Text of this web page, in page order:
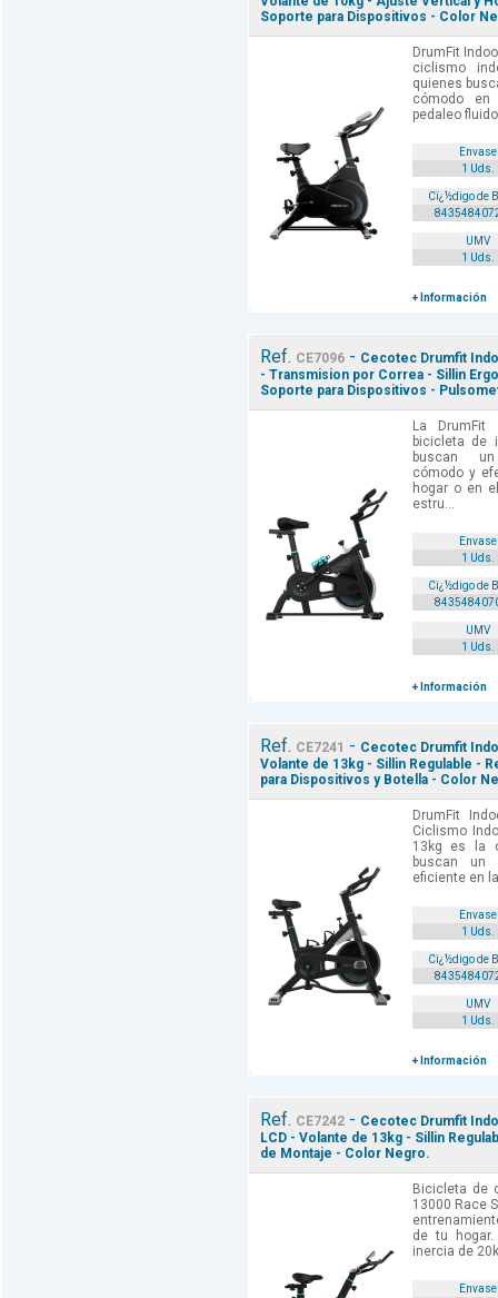
Soporte para Dispositivos - Color
DrumFit
ciclismo
quienes
cómodo
pedaleo
Envase
1 Uds.
Cï¿½digo de
UMV
1 Uds.
+ Información
Ref. CE7096- Cecotec Drumfit
- Transmision por Correa - Sillin
Soporte para Dispositivos -
La
bicicleta de
buscan
cómodo y
hogar o en
estru...
Envase
1 Uds.
Cï¿½digo de
UMV
1 Uds.
+ Información
Ref. CE7241 - Cecotec Drumfit
Volante de 13kg - Sillin Regulable -
para Dispositivos y Botella - Color
DrumFit
Ciclismo
13kg es la
buscan un
eficiente en
Envase
1 Uds.
Cï¿½digo de
UMV
1 Uds.
+ Información
Ref. CE7242- Cecotec Drumfit
LCD - Volante de 13kg - Sillin
de Montaje - Color Negro.
Bicicleta de
13000 Race
de tu
inercia de
Envase